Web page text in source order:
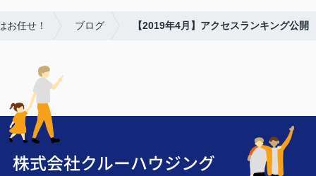
お任せ！ ブログ 【2019年4月】アクセスランキング公開
株式会社クルーハウジング